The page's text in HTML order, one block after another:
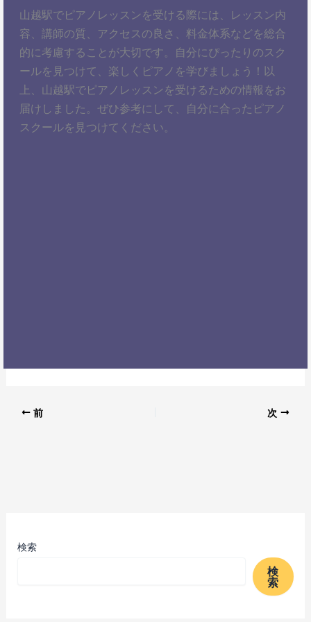
山越駅でピアノレッスンを受ける際には、レッスン内
容、講師の質、アクセスの良さ、料金体系などを総合
的に考慮することが大切です。自分にぴったりのスク
ールを見つけて、楽しくピアノを学びましょう！以
上、山越駅でピアノレッスンを受けるための情報をお
届けしました。ぜひ参考にして、自分に合ったピアノ
スクールを見つけてください。
前 次
検索
検
索